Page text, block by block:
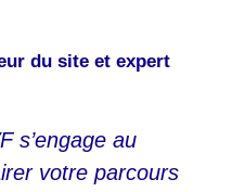
du site et expert
s’engage au
votre parcours